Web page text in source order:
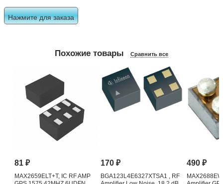
Нажмите для заказа
Похожие товары Сравнить все
81₽
MAX2659ELT+T, IC RF AMP
170₽
BGA123L4E6327XTSA1 , RF
490₽